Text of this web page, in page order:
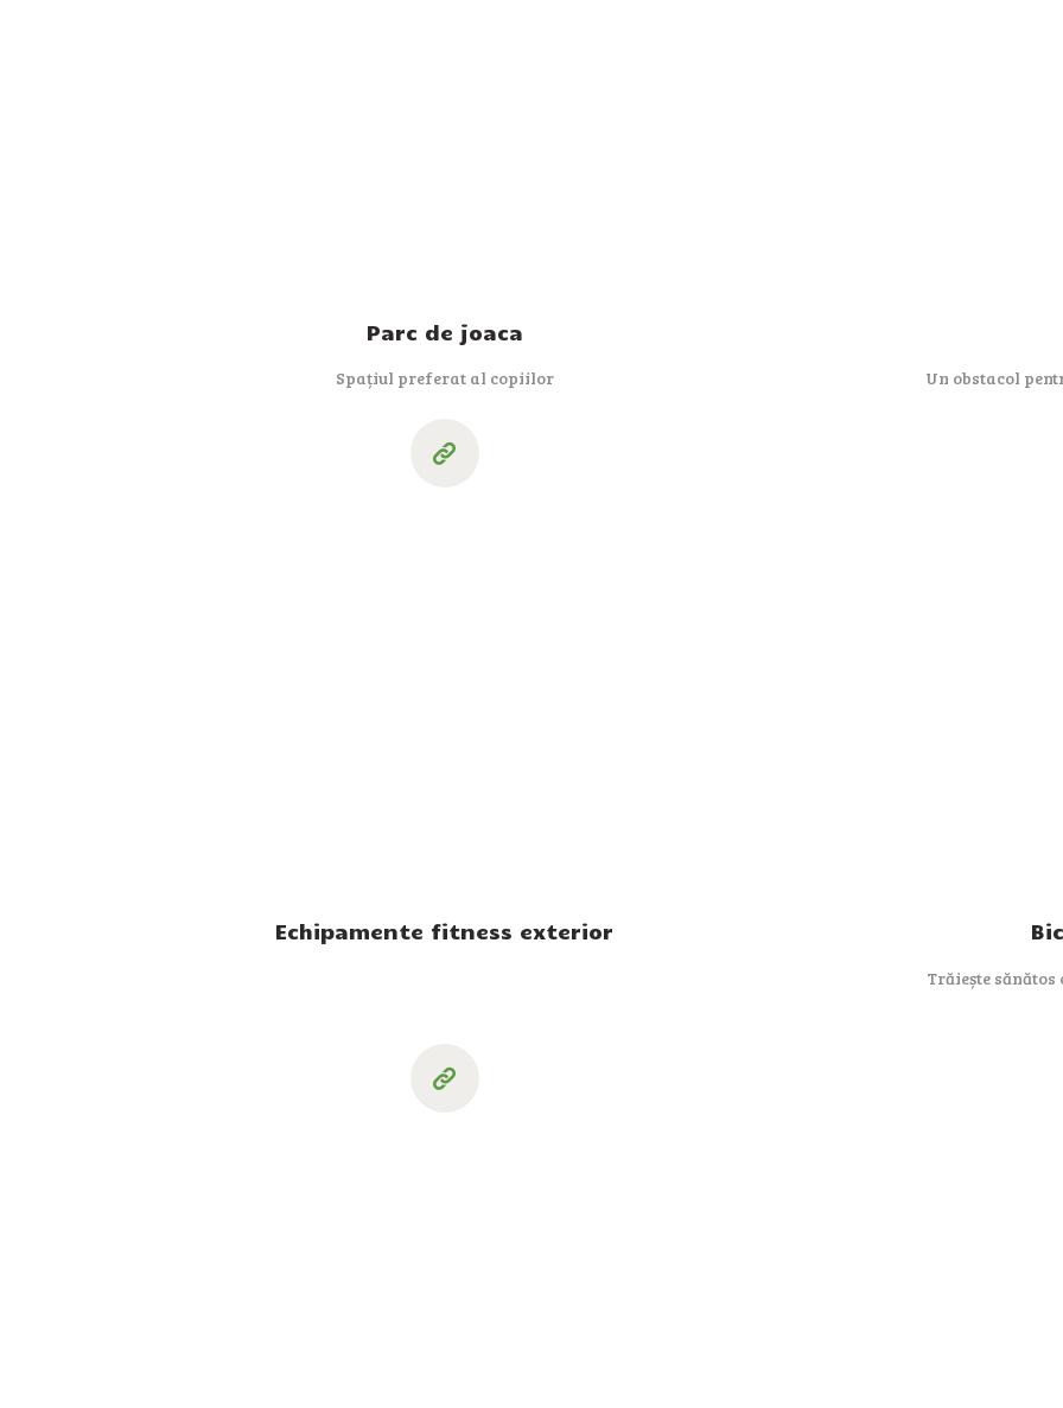
Parc de joaca
Spațiul preferat al copiilor Un obstacol
Echipamente fitness exterior
Trăiește